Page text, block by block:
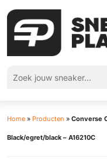
Home » Producten » Converse
Black/egret/black – A16210C